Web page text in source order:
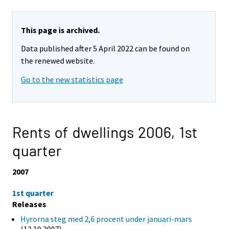
This page is archived.
Data published after 5 April 2022 can be found on
the renewed website.
Go to the new statistics page
Rents of dwellings 2006, 1st
quarter
2007
1st quarter
Releases
Hyrorna steg med 2,6 procent under januari-mars